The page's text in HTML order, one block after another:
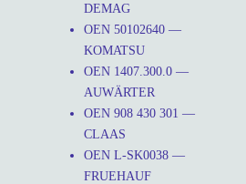
DEMAG
OEN 50102640 —
KOMATSU
OEN 1407.300.0 —
AUWÄRTER
OEN 908 430 301 —
CLAAS
OEN L-SK0038 —
FRUEHAUF